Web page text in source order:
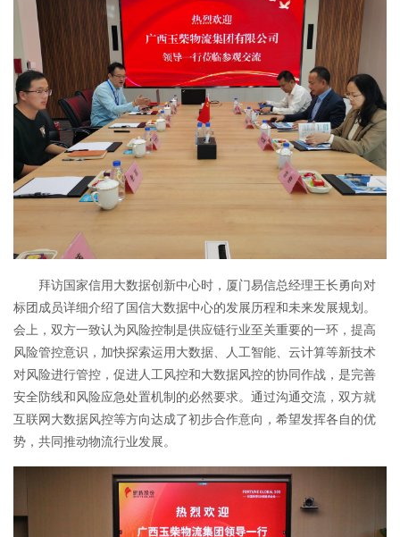
拜访国家信用大数据创新中心时，厦门易信总经理王长勇向对
标团成员详细介绍了国信大数据中心的发展历程和未来发展规划。
会上，双方一致认为风险控制是供应链行业至关重要的一环，提高
风险管控意识，加快探索运用大数据、人工智能、云计算等新技术
对风险进行管控，促进人工风控和大数据风控的协同作战，是完善
安全防线和风险应急处置机制的必然要求。通过沟通交流，双方就
互联网大数据风控等方向达成了初步合作意向，希望发挥各自的优
势，共同推动物流行业发展。